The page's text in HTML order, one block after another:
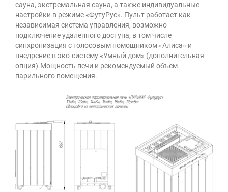
сауна, экстремальная сауна, а также индивидуальные
настройки в режиме «ФутуРус». Пульт работает как
независимая система управления, возможно
подключение удаленного доступа, в том числе
синхронизация с голосовым помощником «Алиса» и
внедрение в эко-систему «Умный дом» (дополнительная
опция).Мощность печи и рекомендуемый объем
парильного помещения.